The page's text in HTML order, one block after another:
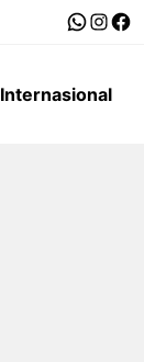
Internasional